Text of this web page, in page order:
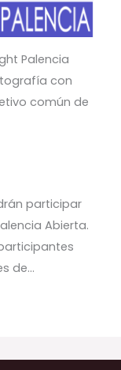
Palencia
con
común de
participar
Abierta.
de…